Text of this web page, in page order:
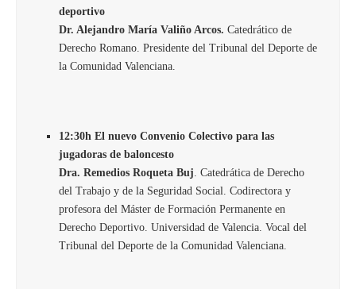
deportivo
Dr. Alejandro María Valiño Arcos. Catedrático de
Derecho Romano. Presidente del Tribunal del Deporte de
la Comunidad Valenciana.
12:30h El nuevo Convenio Colectivo para las
jugadoras de baloncesto
Dra. Remedios Roqueta Buj . Catedrática de Derecho
del Trabajo y de la Seguridad Social. Codirectora y
profesora del Máster de Formación Permanente en
Derecho Deportivo. Universidad de Valencia. Vocal del
Tribunal del Deporte de la Comunidad Valenciana.